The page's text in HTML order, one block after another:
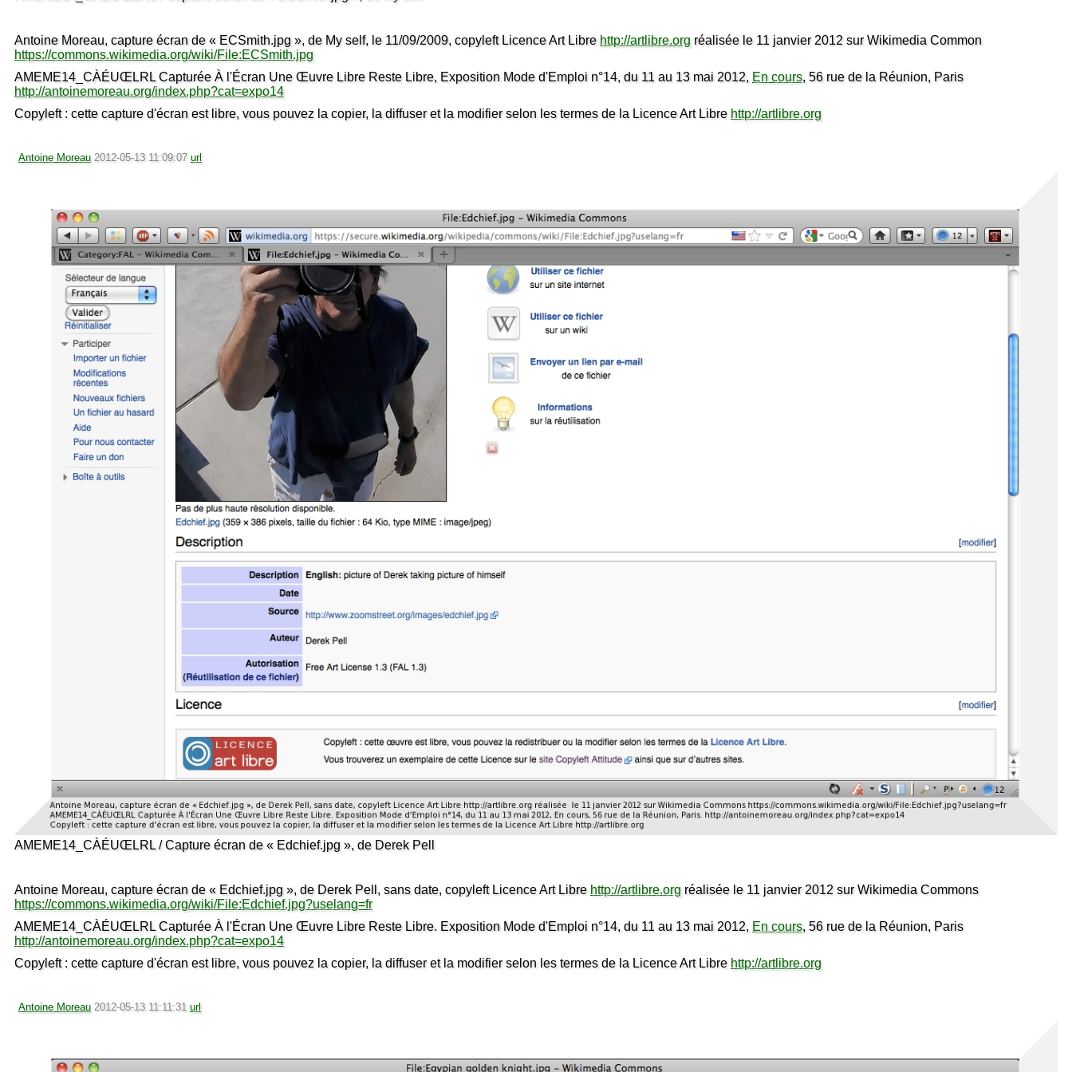
Antoine Moreau, capture écran de « ECSmith.jpg », de My self, le 11/09/2009, copyleft Licence Art Libre http://artlibre.orgréalisée le 11 janvier 2012 sur Wikimedia Common
https://commons.wikimedia.org/wiki/File:ECSmith.jpg
AMEME14_CÀÉUŒLRL Capturée À l'Écran Une Œuvre Libre Reste Libre, Exposition Mode d'Emploi n°14, du 11 au 13 mai 2012, En cours, 56 rue de la Réunion, Paris
http://antoinemoreau.org/index.php?cat=expo14
Copyleft : cette capture d'écran est libre, vous pouvez la copier, la diffuser et la modifier selon les termes de la Licence Art Libre http://artlibre.org
Antoine Moreau 2012-05-13 11:09:07 url
AMEME14_CÀÉUŒLRL / Capture écran de « Edchief.jpg », de Derek Pell
Antoine Moreau, capture écran de « Edchief.jpg », de Derek Pell, sans date, copyleft Licence Art Libre http://artlibre.orgréalisée le 11 janvier 2012 sur Wikimedia Commons
https://commons.wikimedia.org/wiki/File:Edchief.jpg?uselang=fr
AMEME14_CÀÉUŒLRL Capturée À l'Écran Une Œuvre Libre Reste Libre. Exposition Mode d'Emploi n°14, du 11 au 13 mai 2012, En cours, 56 rue de la Réunion, Paris
http://antoinemoreau.org/index.php?cat=expo14
Copyleft : cette capture d'écran est libre, vous pouvez la copier, la diffuser et la modifier selon les termes de la Licence Art Libre http://artlibre.org
Antoine Moreau 2012-05-13 11:11:31 url